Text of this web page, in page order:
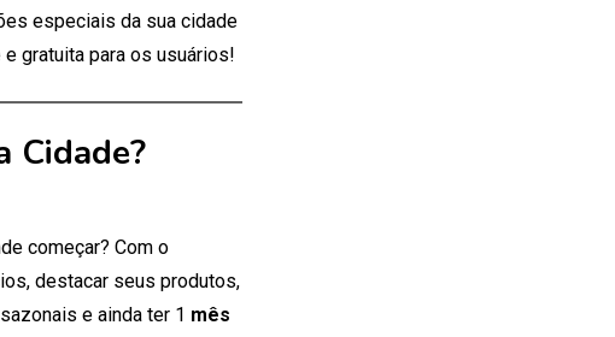
especiais da sua cidade
gratuita para os usuários!
Cidade?
começar? Com o
destacar seus produtos,
e ainda ter 1 mês